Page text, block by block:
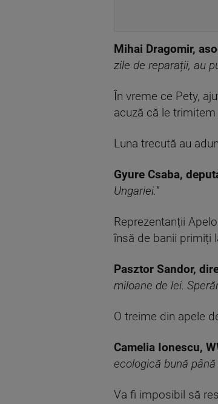
Mihai Dragomir,
zile de reparații, au
În vreme ce Pety,
acuză că le
Luna trecută au
Gyure Csaba,
Ungariei.”
Reprezentanții
însă de banii primiți
Pasztor Sandor,
miloane de lei.
O treime din apele
Camelia Ionescu,
ecologică bună
Va fi imposibil să